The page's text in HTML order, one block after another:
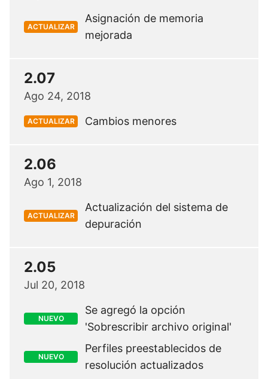
ACTUALIZAR
Asignación de memoria
mejorada
2.07
Ago 24, 2018
ACTUALIZAR Cambios menores
2.06
Ago 1, 2018
ACTUALIZAR
Actualización del sistema de
depuración
2.05
Jul 20, 2018
NUEVO
Se agregó la opción
'Sobrescribir archivo original'
NUEVO
Perfiles preestablecidos de
resolución actualizados